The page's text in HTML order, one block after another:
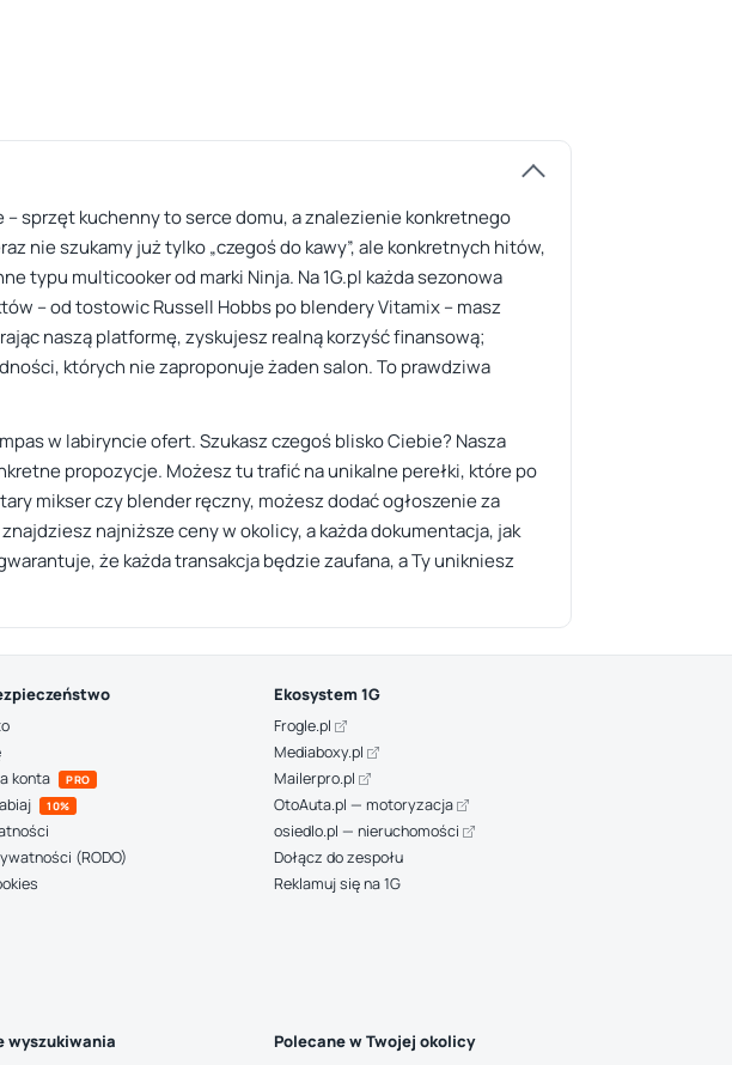
sprzęt kuchenny to serce domu, a znalezienie konkretnego
nie szukamy już tylko „czegoś do kawy”, ale konkretnych hitów,
typu multicooker od marki Ninja. Na 1G.pl każda sezonowa
– od tostowic Russell Hobbs po blendery Vitamix – masz
naszą platformę, zyskujesz realną korzyść finansową;
których nie zaproponuje żaden salon. To prawdziwa
w labiryncie ofert. Szukasz czegoś blisko Ciebie? Nasza
propozycje. Możesz tu trafić na unikalne perełki, które po
mikser czy blender ręczny, możesz dodać ogłoszenie za
najniższe ceny w okolicy, a każda dokumentacja, jak
że każda transakcja będzie zaufana, a Ty unikniesz
konta
PRO
10%
(RODO)
Ekosystem 1G
Frogle.pl
Mediaboxy.pl
Mailerpro.pl
OtoAuta.pl — motoryzacja
osiedlo.pl — nieruchomości
Dołącz do zespołu
Reklamuj się na 1G
wyszukiwania Polecane w Twojej okolicy